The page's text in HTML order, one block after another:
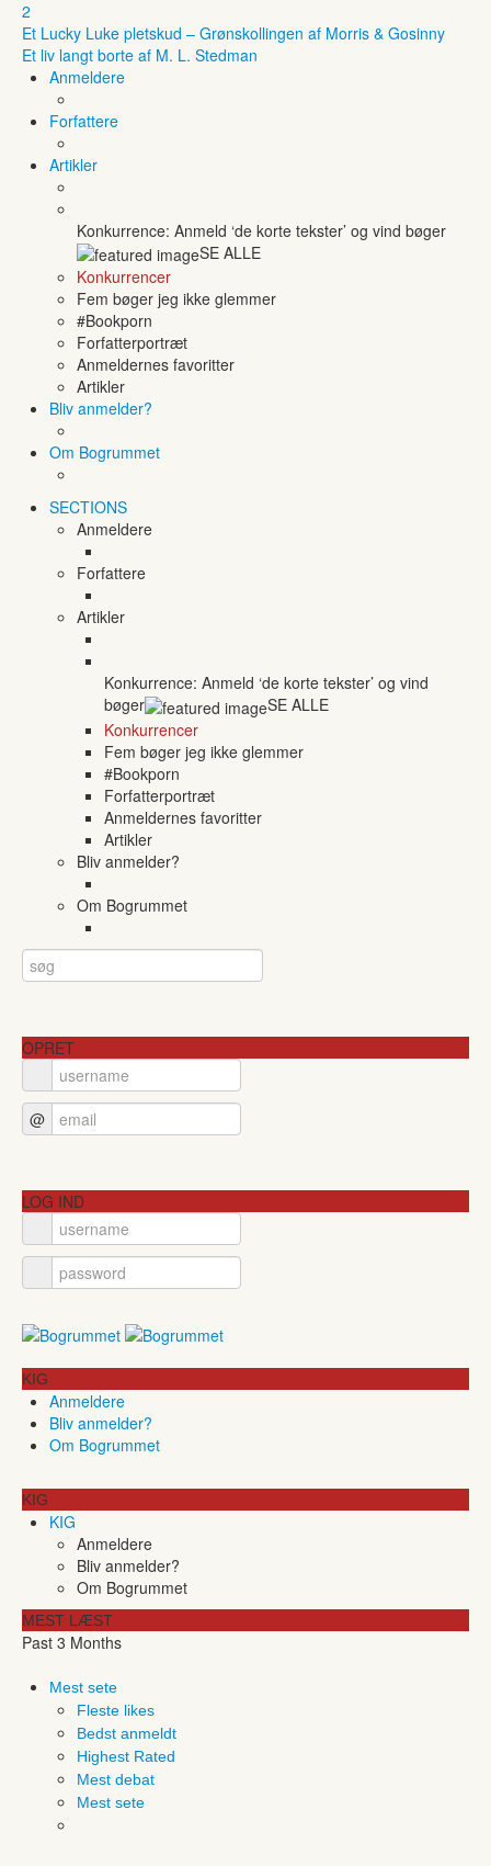
2
Et Lucky Luke pletskud – Grønskollingen af Morris & Gosinny
Et liv langt borte af M. L. Stedman
Anmeldere
Forfattere
Artikler
Konkurrence: Anmeld ‘de korte tekster’ og vind bøger
SE ALLE
Konkurrencer
Fem bøger jeg ikke glemmer
#Bookporn
Forfatterportræt
Anmeldernes favoritter
Artikler
Bliv anmelder?
Om Bogrummet
SECTIONS
Anmeldere
Forfattere
Artikler
Konkurrence: Anmeld ‘de korte tekster’ og vind
bøger
SE ALLE
Konkurrencer
Fem bøger jeg ikke glemmer
#Bookporn
Forfatterportræt
Anmeldernes favoritter
Artikler
Bliv anmelder?
Om Bogrummet
OPRET
@
LOG IND
KIG
Anmeldere
Bliv anmelder?
Om Bogrummet
KIG
KIG
Anmeldere
Bliv anmelder?
Om Bogrummet
MEST LÆST
Past 3 Months
Mest sete
Fleste likes
Bedst anmeldt
Highest Rated
Mest debat
Mest sete